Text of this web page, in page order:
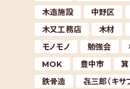
木造施設
中野区
木又工務店
木材
モノモノ
勉強会
MOK
豊中市
鉄骨造
㐂三郎（キサ